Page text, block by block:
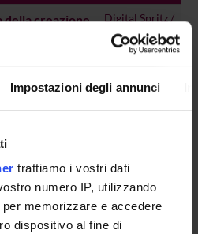
Impostazioni degli annunci
trattiamo i vostri dati
numero IP, utilizzando
memorizzare e accedere
dispositivo al fine di
della creazione
de
fino alle 19.00 |
Tre)
Digital Spritz /
Spritz Digitali
1 di 1 elementi
Successivo